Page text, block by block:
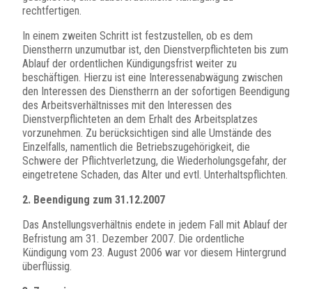
rechtfertigen.
In einem zweiten Schritt ist festzustellen, ob es dem
Dienstherrn unzumutbar ist, den Dienstverpflichteten bis zum
Ablauf der ordentlichen Kündigungsfrist weiter zu
beschäftigen. Hierzu ist eine Interessenabwägung zwischen
den Interessen des Dienstherrn an der sofortigen Beendigung
des Arbeitsverhältnisses mit den Interessen des
Dienstverpflichteten an dem Erhalt des Arbeitsplatzes
vorzunehmen. Zu berücksichtigen sind alle Umstände des
Einzelfalls, namentlich die Betriebszugehörigkeit, die
Schwere der Pflichtverletzung, die Wiederholungsgefahr, der
eingetretene Schaden, das Alter und evtl. Unterhaltspflichten.
2. Beendigung zum 31.12.2007
Das Anstellungsverhältnis endete in jedem Fall mit Ablauf der
Befristung am 31. Dezember 2007. Die ordentliche
Kündigung vom 23. August 2006 war vor diesem Hintergrund
überflüssig.